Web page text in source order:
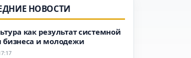
НОВОСТИ
как результат системной
бизнеса и молодежи